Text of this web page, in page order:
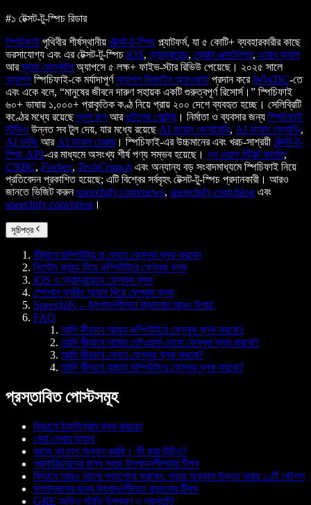
#১ টেক্সট-টু-স্পিচ রিডার
স্পিচিফাই পৃথিবীর শীর্ষস্থানীয় টেক্সট-টু-স্পিচ প্ল্যাটফর্ম, যা ৫ কোটি+ ব্যবহারকারীর কাছে
ভরসাযোগ্য এবং এর টেক্সট-টু-স্পিচ iOS, অ্যান্ড্রয়েড, ক্রোম এক্সটেনশন, ওয়েব অ্যাপ
আরম্যাক ডেস্কটপ অ্যাপসে ৫ লক্ষ+ ফাইভ-স্টার রিভিউ পেয়েছে। ২০২৫ সালে
অ্যাপলস্পিচিফাই-কে মর্যাদাপূর্ণঅ্যাপল ডিজাইন অ্যাওয়ার্ড প্রদান করেWWDC-তে
এবং একে বলে, “মানুষের জীবনে দারুণ সহায়ক একটি গুরুত্বপূর্ণ রিসোর্স।” স্পিচিফাই
৬০+ ভাষায় ১,০০০+ প্রাকৃতিক কণ্ঠ নিয়ে প্রায় ২০০ দেশে ব্যবহৃত হচ্ছে। সেলিব্রিটি
কণ্ঠের মধ্যে রয়েছেস্নুপ ডগ আরগুইনেথ পেল্ট্রো । নির্মাতা ও ব্যবসার জন্য স্পিচিফাই
স্টুডিও উন্নত সব টুল দেয়, যার মধ্যে রয়েছে AI ভয়েস জেনারেটর, AI ভয়েস ক্লোনিং,
AI ডাবিং আর AI ভয়েস চেঞ্জার। স্পিচিফাই-এর উচ্চমানের এবং খরচ-সাশ্রয়ী টেক্সট-টু-
স্পিচ API-এর মাধ্যমে অসংখ্য শীর্ষ পণ্য সম্ভব হয়েছে। দ্য ওয়াল স্ট্রিট জার্নাল,
CNBC, Forbes, TechCrunch এবং অন্যান্য বড় সংবাদমাধ্যমে স্পিচিফাই নিয়ে
প্রতিবেদন প্রকাশিত হয়েছে; এটি বিশ্বের সর্ববৃহৎ টেক্সট-টু-স্পিচ প্রদানকারী। আরও
জানতে ভিজিট করুনspeechify.com/news, speechify.com/blog এবং
speechify.com/press ।
সূচিপত্র
কীভাবে কম্পিউটার বা ফোনে ফেসবুক ব্লক করবেন
সিস্টেম কমান্ড দিয়ে কম্পিউটারে ফেসবুক ব্লক
iOS ও অ্যান্ড্রয়েডে ফেসবুক ব্লক
স্পেশাল ব্লকিং অ্যাপ দিয়ে ফেসবুক ব্লক
Speechify – উৎপাদনশীলতা বাড়ানোর আরও উপায়
FAQ
আমি কীভাবে আমার কম্পিউটারে ফেসবুক ব্লক করবো?
আমি কীভাবে আমার নেটওয়ার্ক থেকে ফেসবুক ব্লক করবো?
আমি কীভাবে ফোনে ফেসবুক ব্লক করবো?
আমি কীভাবে বাচ্চার কম্পিউটারে ফেসবুক ব্লক করবো?
প্রস্তাবিত পোস্টসমূহ
কিভাবে ইনস্টাগ্রাম ব্লক করবেন
সেরা লেখার অ্যাপ
কাজে খুব চাপ অনুভব করছি। কী করা উচিত?
প্রুফরিডারদের জন্য সহজ উৎপাদনশীলতার টিপস
কিভাবে আরও ভালো পড়াশোনা করবেন: পড়ার অভ্যাস উন্নত করার ১১টি কৌশল
সম্পাদকদের জন্য উৎপাদনশীলতা বাড়ানোর টিপস
GRE অডিও স্টাডি উপকরণ ও প্রস্তুতি